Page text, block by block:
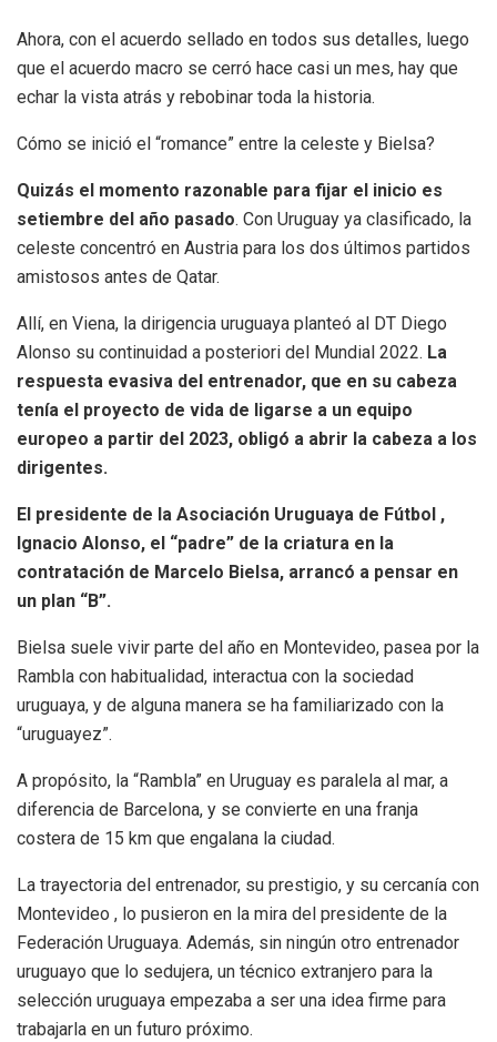
Ahora, con el acuerdo sellado en todos sus detalles, luego
que el acuerdo macro se cerró hace casi un mes, hay que
echar la vista atrás y rebobinar toda la historia.
Cómo se inició el “romance” entre la celeste y Bielsa?
Quizás el momento razonable para fijar el inicio es
setiembre del año pasado. Con Uruguay ya clasificado, la
celeste concentró en Austria para los dos últimos partidos
amistosos antes de Qatar.
Allí, en Viena, la dirigencia uruguaya planteó al DT Diego
Alonso su continuidad a posteriori del Mundial 2022. La
respuesta evasiva del entrenador, que en su cabeza
tenía el proyecto de vida de ligarse a un equipo
europeo a partir del 2023, obligó a abrir la cabeza a los
dirigentes.
El presidente de la Asociación Uruguaya de Fútbol ,
Ignacio Alonso, el “padre” de la criatura en la
contratación de Marcelo Bielsa, arrancó a pensar en
un plan “B”.
Bielsa suele vivir parte del año en Montevideo, pasea por la
Rambla con habitualidad, interactua con la sociedad
uruguaya, y de alguna manera se ha familiarizado con la
“uruguayez”.
A propósito, la “Rambla” en Uruguay es paralela al mar, a
diferencia de Barcelona, y se convierte en una franja
costera de 15 km que engalana la ciudad.
La trayectoria del entrenador, su prestigio, y su cercanía con
Montevideo , lo pusieron en la mira del presidente de la
Federación Uruguaya. Además, sin ningún otro entrenador
uruguayo que lo sedujera, un técnico extranjero para la
selección uruguaya empezaba a ser una idea firme para
trabajarla en un futuro próximo.